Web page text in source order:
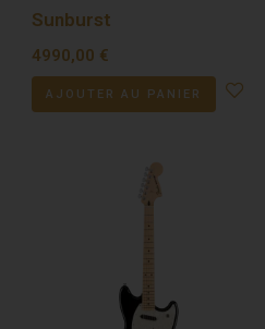
Sunburst
4990,00 €
AJOUTER AU PANIER